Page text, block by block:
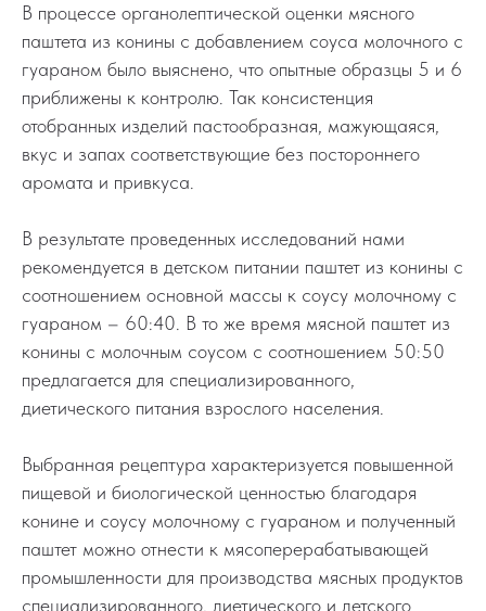
В процессе органолептической оценки мясного
паштета из конины с добавлением соуса молочного с
гуараном было выяснено, что опытные образцы 5 и 6
приближены к контролю. Так консистенция
отобранных изделий пастообразная, мажующаяся,
вкус и запах соответствующие без постороннего
аромата и привкуса.
В результате проведенных исследований нами
рекомендуется в детском питании паштет из конины с
соотношением основной массы к соусу молочному с
гуараном – 60:40. В то же время мясной паштет из
конины с молочным соусом с соотношением 50:50
предлагается для специализированного,
диетического питания взрослого населения.
Выбранная рецептура характеризуется повышенной
пищевой и биологической ценностью благодаря
конине и соусу молочному с гуараном и полученный
паштет можно отнести к мясоперерабатывающей
промышленности для производства мясных продуктов
специализированного, диетического и детского